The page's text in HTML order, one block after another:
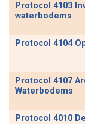
Protocol 4103
waterbodems
Protocol 4104
Protocol 4107
Waterbodems
Protocol 4010